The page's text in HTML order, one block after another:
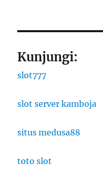
Kunjungi:
slot777
slot server kamboja
situs medusa88
toto slot